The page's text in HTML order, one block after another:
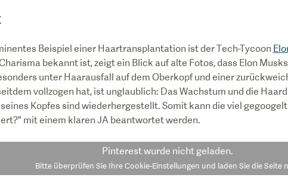
Beispiel einer Haartransplantation ist der Tech-Tycoon
bekannt ist, zeigt ein Blick auf alte Fotos, dass Elon
unter Haarausfall auf dem Oberkopf und einer
vollzogen hat, ist unglaublich: Das Wachstum und die
Kopfes sind wiederhergestellt. Somit kann die viel
mit einem klaren JA beantwortet werden.
Pinterestwurde nicht geladen.
Bitte überprüfen Sie Ihre Cookie-Einstellungen und laden Sie die Seite